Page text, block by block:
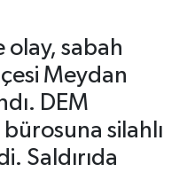
olay, sabah
Meydan
DEM
silahlı
Saldırıda